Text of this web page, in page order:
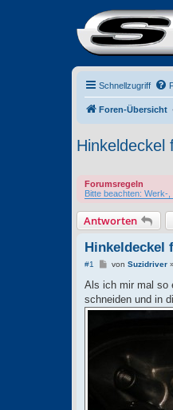
Schnellzugriff
Foren-Übersicht
Hinkeldeckel
Forumsregeln
Bitte beachten: Werk-
Antworten
Hinkeldeckel
#1
B
i
r
a
von Suzidriver»
Als ich mir mal so
schneiden und in